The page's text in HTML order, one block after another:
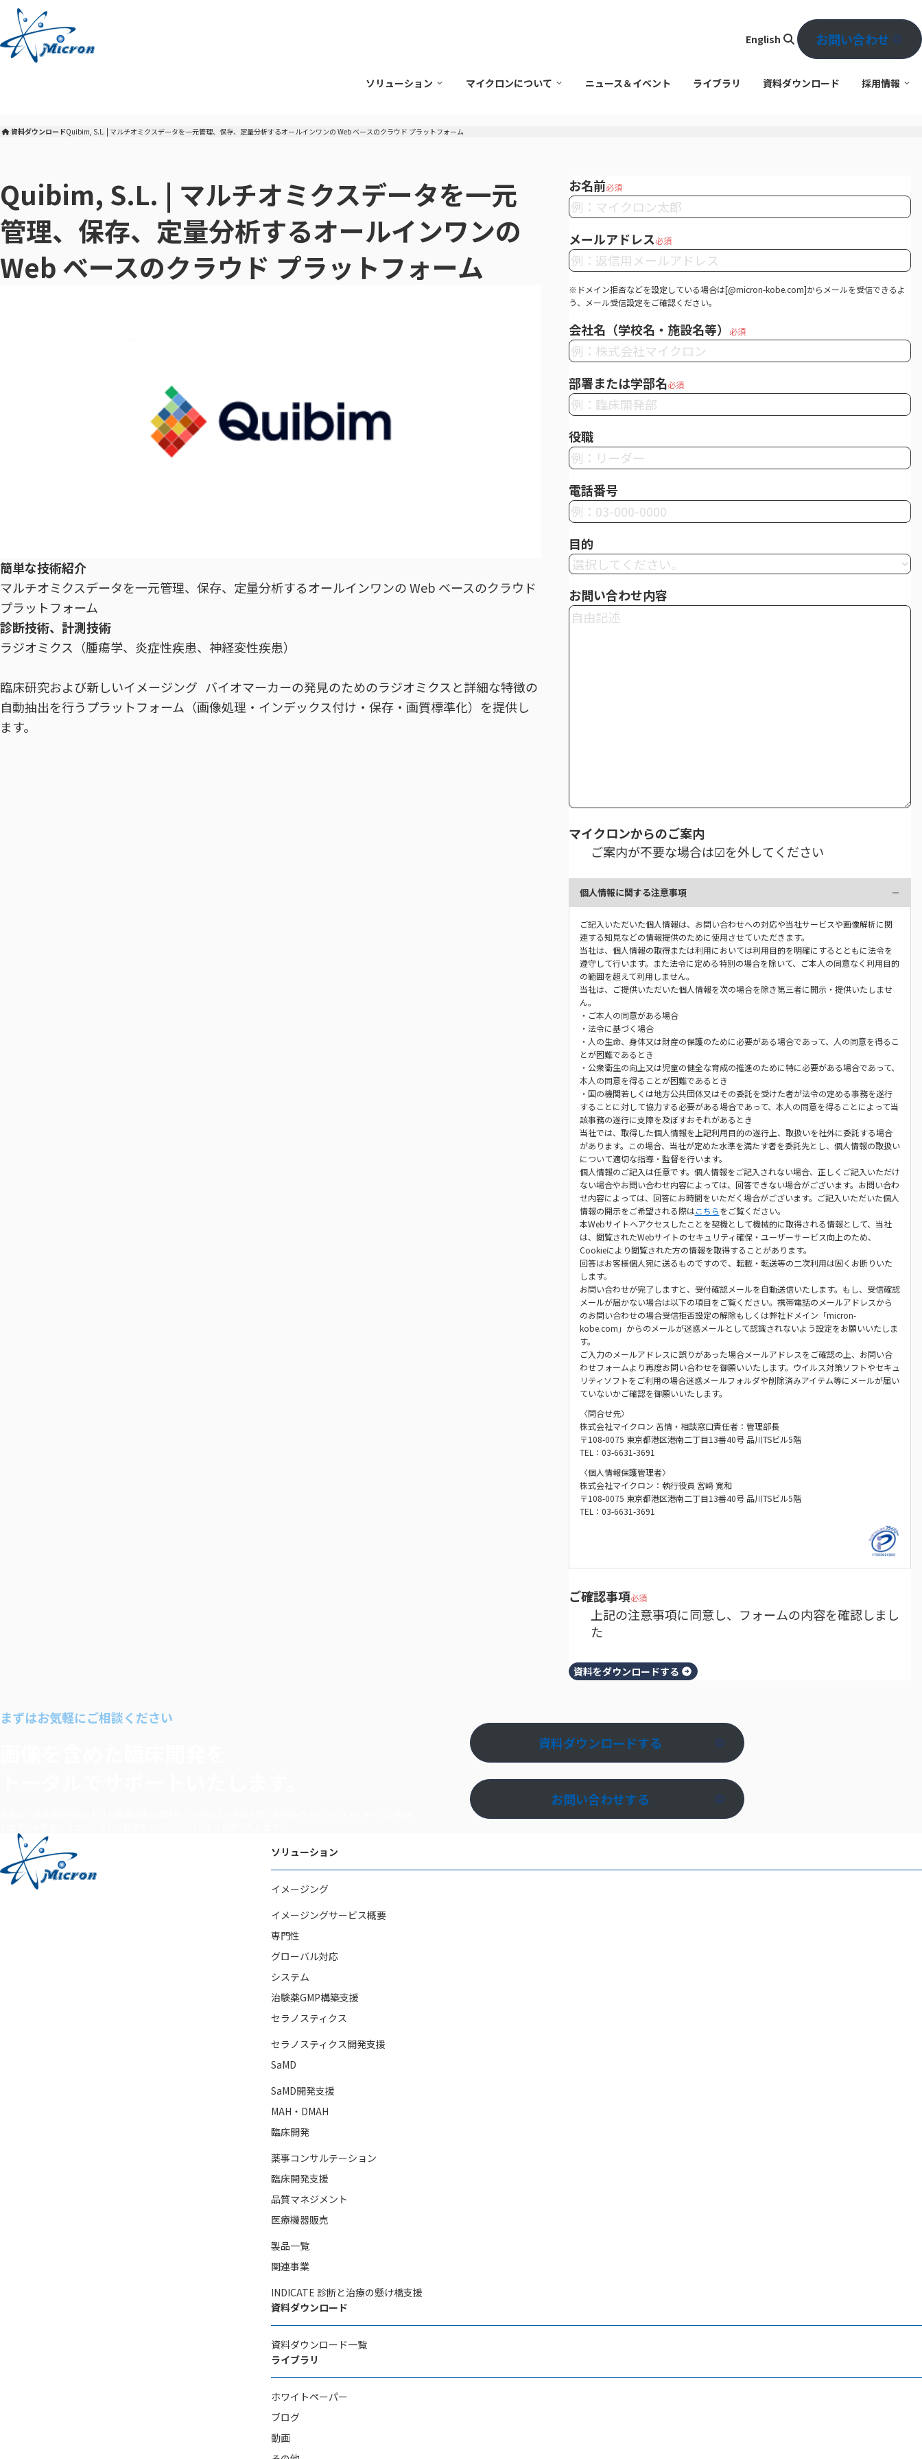
へ
English お問い合わせ
ソリューション マイクロンについて ニュース＆イベント ライブラリ 資料ダウンロード 採用情報
資料ダウンロードQuibim, S.L. | マルチオミクスデータを一元管理、保存、定量分析するオールインワンの Web ベースのクラウド プラットフォーム
Quibim, S.L. | マルチオミクスデータを一元
管理、保存、定量分析するオールインワンの
Web ベースのクラウド プラットフォーム
簡単な技術紹介
マルチオミクスデータを一元管理、保存、定量分析するオールインワンの Web ベースのクラウド
プラットフォーム
診断技術、計測技術
ラジオミクス（腫瘍学、炎症性疾患、神経変性疾患）
臨床研究および新しいイメージング バイオマーカーの発見のためのラジオミクスと詳細な特徴の
自動抽出を行うプラットフォーム（画像処理・インデックス付け・保存・画質標準化）を提供し
ます。
お名前必須
メールアドレス必須
※ドメイン拒否などを設定している場合は[@micron-kobe.com]からメールを受信できるよ
う、メール受信設定をご確認ください。
会社名（学校名・施設名等） 必須
部署または学部名必須
役職
電話番号
目的
お問い合わせ内容
マイクロンからのご案内
ご案内が不要な場合は☑を外してください
個人情報に関する注意事項
ご記入いただいた個人情報は、お問い合わせへの対応や当社サービスや画像解析に関
連する知見などの情報提供のために使用させていただきます。
当社は、個人情報の取得または利用においては利用目的を明確にするとともに法令を
遵守して行います。また法令に定める特別の場合を除いて、ご本人の同意なく利用目的
の範囲を超えて利用しません。
当社は、ご提供いただいた個人情報を次の場合を除き第三者に開示・提供いたしませ
ん。
・ご本人の同意がある場合
・法令に基づく場合
・人の生命、身体又は財産の保護のために必要がある場合であって、人の同意を得るこ
とが困難であるとき
・公衆衛生の向上又は児童の健全な育成の推進のために特に必要がある場合であって、
本人の同意を得ることが困難であるとき
・国の機関若しくは地方公共団体又はその委託を受けた者が法令の定める事務を遂行
することに対して協力する必要がある場合であって、本人の同意を得ることによって当
該事務の遂行に支障を及ぼすおそれがあるとき
当社では、取得した個人情報を上記利用目的の遂行上、取扱いを社外に委託する場合
があります。この場合、当社が定めた水準を満たす者を委託先とし、個人情報の取扱い
について適切な指導・監督を行います。
個人情報のご記入は任意です。個人情報をご記入されない場合、正しくご記入いただけ
ない場合やお問い合わせ内容によっては、回答できない場合がございます。お問い合わ
せ内容によっては、回答にお時間をいただく場合がございます。ご記入いただいた個人
情報の開示をご希望される際はこちらをご覧ください。
本Webサイトへアクセスしたことを契機として機械的に取得される情報として、当社
は、閲覧されたWebサイトのセキュリティ確保・ユーザーサービス向上のため、
Cookieにより閲覧された方の情報を取得することがあります。
回答はお客様個人宛に送るものですので、転載・転送等の二次利用は固くお断りいた
します。
お問い合わせが完了しますと、受付確認メールを自動送信いたします。もし、受信確認
メールが届かない場合は以下の項目をご覧ください。携帯電話のメールアドレスから
のお問い合わせの場合受信拒否設定の解除もしくは弊社ドメイン「micron-
kobe.com」からのメールが迷惑メールとして認識されないよう設定をお願いいたしま
す。
ご入力のメールアドレスに誤りがあった場合メールアドレスをご確認の上、お問い合
わせフォームより再度お問い合わせを御願いいたします。ウイルス対策ソフトやセキュ
リティソフトをご利用の場合迷惑メールフォルダや削除済みアイテム等にメールが届い
ていないかご確認を御願いいたします。
〈問合せ先〉
株式会社マイクロン 苦情・相談窓口責任者：管理部長
〒108-0075 東京都港区港南二丁目13番40号 品川TSビル5階
TEL：03-6631-3691
〈個人情報保護管理者〉
株式会社マイクロン：執行役員 宮﨑 寛和
〒108-0075 東京都港区港南二丁目13番40号 品川TSビル5階
TEL：03-6631-3691
ご確認事項必須
上記の注意事項に同意し、フォームの内容を確認しまし
た
資料をダウンロードする
まずはお気軽にご相談ください
資料ダウンロードする
お問い合わせする
ソリューション
イメージング
イメージングサービス概要
専門性
グローバル対応
システム
治験薬GMP構築支援
セラノスティクス
セラノスティクス開発支援
SaMD
SaMD開発支援
MAH・DMAH
臨床開発
薬事コンサルテーション
臨床開発支援
品質マネジメント
医療機器販売
製品一覧
関連事業
INDICATE 診断と治療の懸け橋支援
資料ダウンロード
資料ダウンロード一覧
ライブラリ
ホワイトペーパー
ブログ
動画